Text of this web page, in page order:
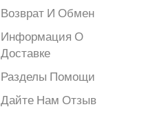
Возврат И Обмен
Информация О
Доставке
Разделы Помощи
Дайте Нам Отзыв